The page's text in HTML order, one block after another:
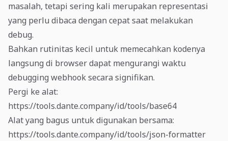
masalah, tetapi sering kali merupakan representasi
yang perlu dibaca dengan cepat saat melakukan
debug.
Bahkan rutinitas kecil untuk memecahkan kodenya
langsung di browser dapat mengurangi waktu
debugging webhook secara signifikan.
Pergi ke alat:
https://tools.dante.company/id/tools/base64
Alat yang bagus untuk digunakan bersama:
https://tools.dante.company/id/tools/json-formatter